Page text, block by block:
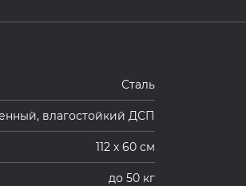
Сталь
влагостойкий ДСП
112 х 60 см
до 50 кг